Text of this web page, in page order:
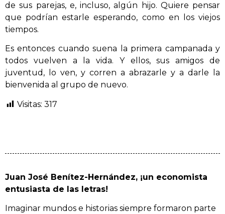
de sus parejas, e, incluso, algún hijo. Quiere pensar
que podrían estarle esperando, como en los viejos
tiempos.
Es entonces cuando suena la primera campanada y
todos vuelven a la vida. Y ellos, sus amigos de
juventud, lo ven, y corren a abrazarle y a darle la
bienvenida al grupo de nuevo.
Visitas: 317
Juan José Benítez-Hernández, ¡un economista
entusiasta de las letras!
Imaginar mundos e historias siempre formaron parte